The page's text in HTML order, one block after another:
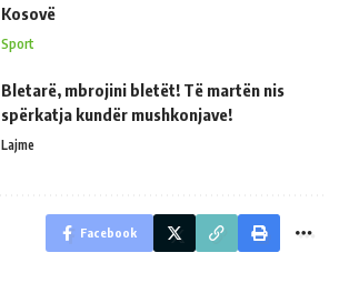
Kosovë
Sport
Bletarë, mbrojini bletët! Të martën nis
spërkatja kundër mushkonjave!
Lajme
Facebook